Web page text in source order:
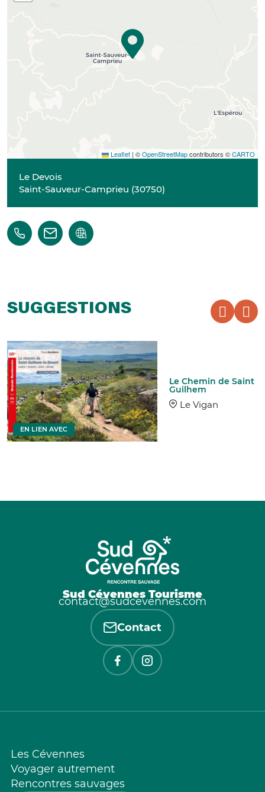
Leaflet | ©OpenStreetMapcontributors ©CARTO
Le Devois
Saint-Sauveur-Camprieu (30750)
SUGGESTIONS
Le Chemin de Saint
Guilhem
Le Vigan
EN LIEN AVEC
Sud Cévennes Tourisme
contact@sudcevennes.com
Contact
Les Cévennes
Voyager autrement
Rencontres sauvages